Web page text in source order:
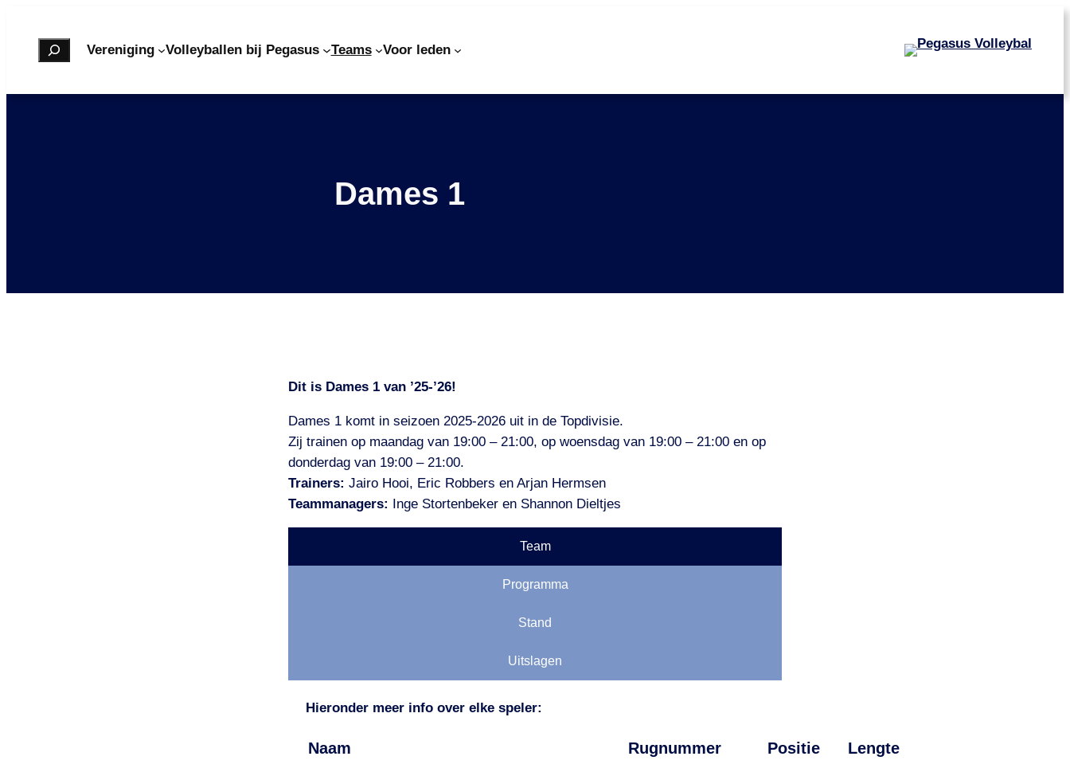
Vereniging Volleyballen bij Pegasus Teams Voor leden
Dames 1
Dit is Dames 1 van ’25-’26!
Dames 1 komt in seizoen 2025-2026 uit in de Topdivisie.
Zij trainen op maandag van 19:00 – 21:00, op woensdag van 19:00 – 21:00 en op
donderdag van 19:00 – 21:00.
Trainers: Jairo Hooi, Eric Robbers en Arjan Hermsen
Teammanagers: Inge Stortenbeker en Shannon Dieltjes
Team
Programma
Stand
Uitslagen
Hieronder meer info over elke speler:
Naam Rugnummer Positie
Lengte